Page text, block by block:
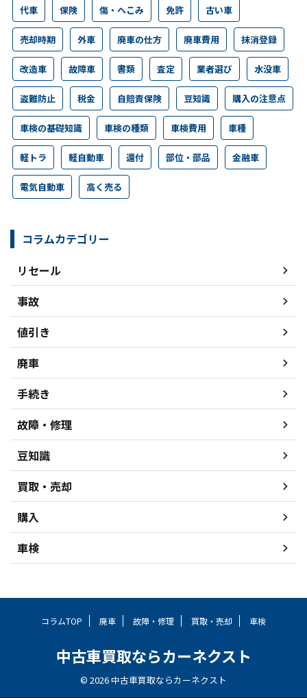
代車 保険 傷・へこみ 免許 古い車
売却時期 外車 廃車の仕方 廃車費用 抹消登録
改造車 故障車 書類 査定 業者選び 水没車
盗難防止 税金 自賠責保険 豆知識 購入の注意点
車検の基礎知識 車検の種類 車検費用 車種
軽トラ 軽自動車 還付 部位・部品 金融車
電気自動車 高く売る
コラムカテゴリー
リセール
事故
値引き
廃車
手続き
故障・修理
豆知識
買取・売却
購入
車検
コラムTOP 廃車 故障・修理 買取・売却 車検
中古車買取ならカーネクスト
© 2026 中古車買取ならカーネクスト